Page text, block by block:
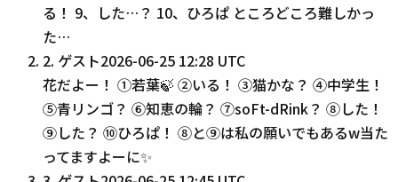
る！ 9、した…？ 10、ひろぱ ところどころ難しかっ
た…
2. ゲスト2026-06-25 12:28 UTC
花だよー！ ①若葉🍃 ②いる！ ③猫かな？ ④中学生！
⑤青リンゴ？ ⑥知恵の輪？ ⑦soFt-dRink？ ⑧した！
⑨した？ ⑩ひろぱ！ ⑧と⑨は私の願いでもあるw当た
ってますよーに✨